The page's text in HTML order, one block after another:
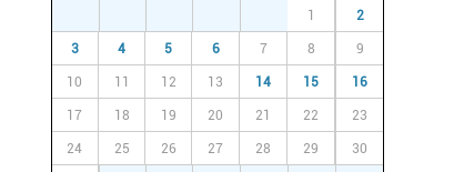
1 2
3 4 5 6 7 8 9
10 11 12 13 14 15 16
17 18 19 20 21 22 23
24 25 26 27 28 29 30